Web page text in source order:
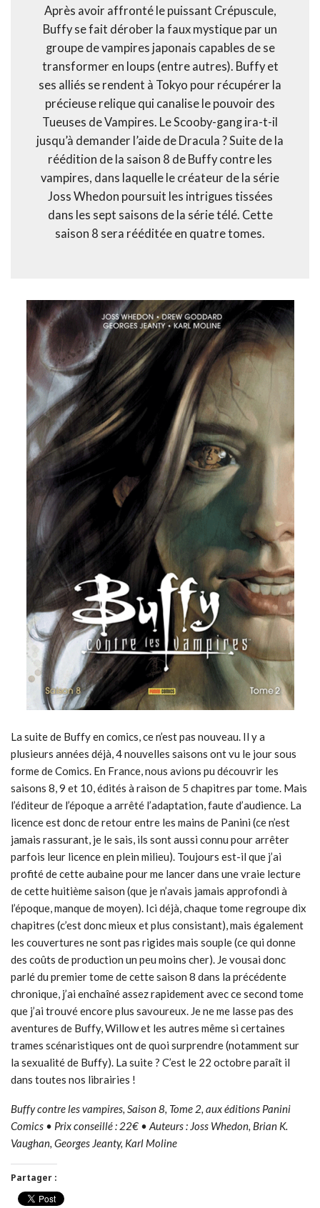
Après avoir affronté le puissant Crépuscule,
Buffy se fait dérober la faux mystique par un
groupe de vampires japonais capables de se
transformer en loups (entre autres). Buffy et
ses alliés se rendent à Tokyo pour récupérer la
précieuse relique qui canalise le pouvoir des
Tueuses de Vampires. Le Scooby-gang ira-t-il
jusqu’à demander l’aide de Dracula ? Suite de la
réédition de la saison 8 de Buffy contre les
vampires, dans laquelle le créateur de la série
Joss Whedon poursuit les intrigues tissées
dans les sept saisons de la série télé. Cette
saison 8 sera rééditée en quatre tomes.
La suite de Buffy en comics, ce n’est pas nouveau. Il y a
plusieurs années déjà, 4 nouvelles saisons ont vu le jour sous
forme de Comics. En France, nous avions pu découvrir les
saisons 8, 9 et 10, édités à raison de 5 chapitres par tome. Mais
l’éditeur de l’époque a arrêté l’adaptation, faute d’audience. La
licence est donc de retour entre les mains de Panini (ce n’est
jamais rassurant, je le sais, ils sont aussi connu pour arrêter
parfois leur licence en plein milieu). Toujours est-il que j’ai
profité de cette aubaine pour me lancer dans une vraie lecture
de cette huitième saison (que je n’avais jamais approfondi à
l’époque, manque de moyen). Ici déjà, chaque tome regroupe dix
chapitres (c’est donc mieux et plus consistant), mais également
les couvertures ne sont pas rigides mais souple (ce qui donne
des coûts de production un peu moins cher). Je vousai donc
parlé du premier tome de cette saison 8 dans la précédente
chronique, j’ai enchaîné assez rapidement avec ce second tome
que j’ai trouvé encore plus savoureux. Je ne me lasse pas des
aventures de Buffy, Willow et les autres même si certaines
trames scénaristiques ont de quoi surprendre (notamment sur
la sexualité de Buffy). La suite ? C’est le 22 octobre paraît il
dans toutes nos librairies !
Buffy contre les vampires, Saison 8, Tome 2, aux éditions Panini
Comics • Prix conseillé : 22€ • Auteurs : Joss Whedon, Brian K.
Vaughan, Georges Jeanty, Karl Moline
Partager :